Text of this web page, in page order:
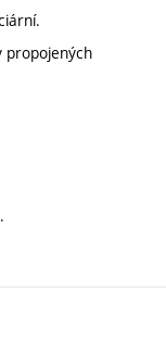
propojených